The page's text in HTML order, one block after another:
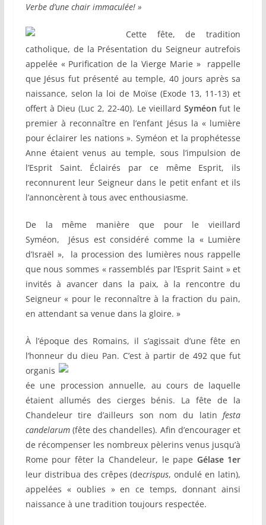
Verbe d’une chair immaculée! »
Cette fête, de tradition
catholique, de la Présentation du Seigneur autrefois
appelée « Purification de la Vierge Marie » rappelle
que Jésus fut présenté au temple, 40 jours après sa
naissance, selon la loi de Moïse (Exode 13, 11-13) et
offert à Dieu (Luc 2, 22-40). Le vieillard Syméon fut le
premier à reconnaître en l’enfant Jésus la « lumière
pour éclairer les nations ». Syméon et la prophétesse
Anne étaient venus au temple, sous l’impulsion de
l’Esprit Saint. Éclairés par ce même Esprit, ils
reconnurent leur Seigneur dans le petit enfant et ils
l’annoncèrent à tous avec enthousiasme.
De la même manière que pour le vieillard
Syméon, Jésus est considéré comme la « Lumière
d’Israël », la procession des lumières nous rappelle
que nous sommes « rassemblés par l’Esprit Saint » et
invités à avancer dans la paix, à la rencontre du
Seigneur « pour le reconnaître à la fraction du pain,
en attendant sa venue dans la gloire. »
À l’époque des Romains, il s’agissait d’une fête en
l’honneur du dieu Pan. C’est à partir de 492 que fut
organis
ée une procession annuelle, au cours de laquelle
étaient allumés des cierges bénis. La fête de la
Chandeleur tire d’ailleurs son nom du latinfesta
candelarum(fête des chandelles). Afin d’encourager et
de récompenser les nombreux pèlerins venus jusqu’à
Rome pour fêter la Chandeleur, le pape Gélase 1er
leur distribua des crêpes (decrispus, ondulé en latin),
appelées « oublies » en ce temps, donnant ainsi
naissance à une tradition toujours respectée.